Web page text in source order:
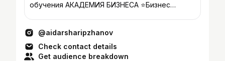
обучения АКАДЕМИЯ БИЗНЕСА ⭐️Бизнес
@aidarsharipzhanov
Check contact details
Get audience breakdown